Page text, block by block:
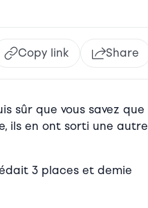
Copy link Share
sûr que vous savez que
ils en ont sorti une autre
3 places et demie